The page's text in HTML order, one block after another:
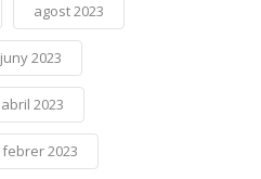
agost 2023
juny 2023
abril 2023
febrer 2023